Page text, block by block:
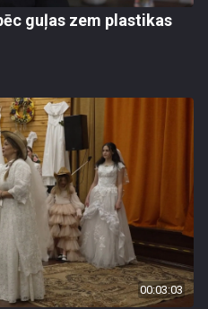
guļas zem plastikas
00:03:03